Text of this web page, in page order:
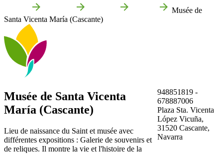
Musée de
Santa Vicenta María (Cascante)
Musée de Santa Vicenta
María (Cascante)
Lieu de naissance du Saint et musée avec
différentes expositions : Galerie de souvenirs et
de reliques. Il montre la vie et l'histoire de la
948851819 -
678887006
Plaza Sta. Vicenta
López Vicuña,
31520 Cascante,
Navarra